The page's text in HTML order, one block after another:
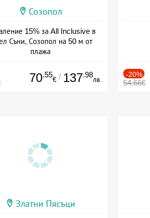
Созопол
15% за All Inclusive в
Съни, Созопол на 50 м от
плажа
70.55
€ / 137.98
лв.
-20%
54.66€
Златни Пясъци